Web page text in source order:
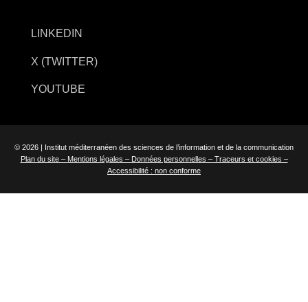
LINKEDIN
X (TWITTER)
YOUTUBE
© 2026 | Institut méditerranéen des sciences de l’information et de la communication
Plan du site – Mentions légales – Données personnelles –Traceurs et cookies –
Accessibilité : non conforme